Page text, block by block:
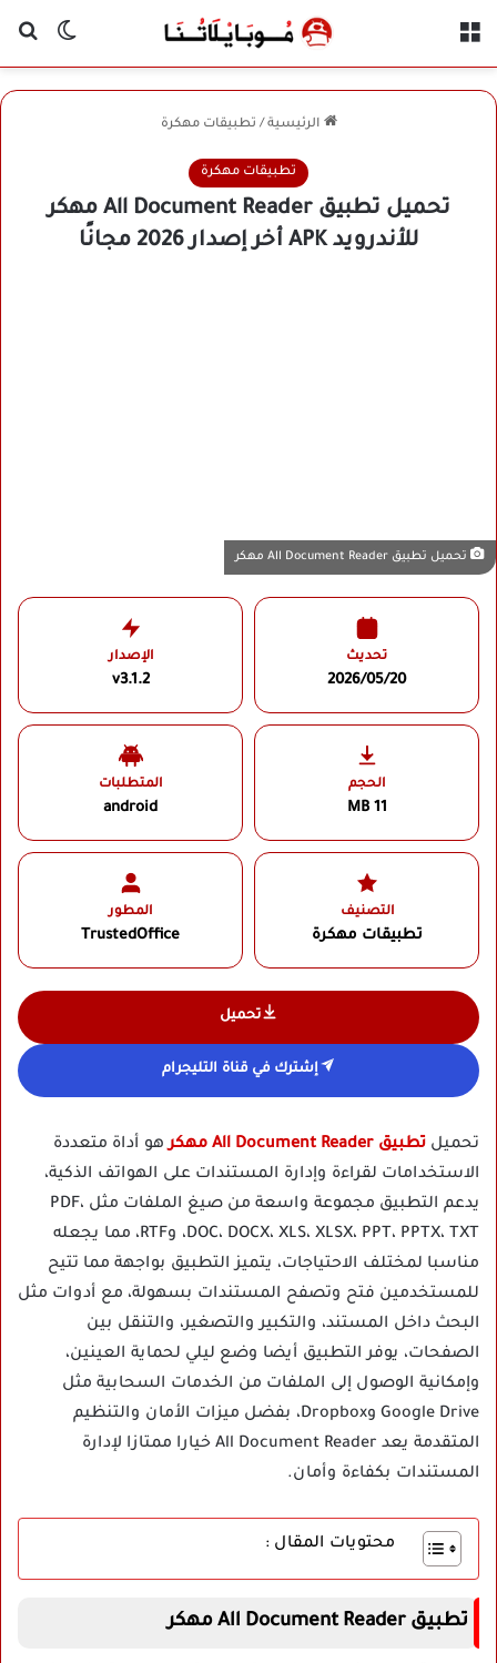
الوضع
الرئيسية / تطبيقات مهكرة
تطبيقات مهكرة
تحميل تطبيق All Document Reader مهكر
للأندرويد APK أخر إصدار 2026 مجانًا
تحميل تطبيق All Document Reader مهكر
تحديث
2026/05/20
الإصدار
v3.1.2
الحجم
11 MB
المتطلبات
android
التصنيف
تطبيقات مهكرة
المطور
TrustedOffice‏
تحميل
إشترك في قناة التليجرام
تحميل تطبيق All Document Reader مهكر
هو أداة متعددة
الاستخدامات لقراءة وإدارة المستندات على الهواتف الذكية،
يدعم التطبيق مجموعة واسعة من صيغ الملفات مثل PDF،
DOC، DOCX، XLS، XLSX، PPT، PPTX، TXT، وRTF، مما يجعله
مناسبا لمختلف الاحتياجات، يتميز التطبيق بواجهة مما تتيح
للمستخدمين فتح وتصفح المستندات بسهولة، مع أدوات مثل
البحث داخل المستند، والتكبير والتصغير، والتنقل بين
الصفحات، يوفر التطبيق أيضا وضع ليلي لحماية العينين،
وإمكانية الوصول إلى الملفات من الخدمات السحابية مثل
Google Drive وDropbox، بفضل ميزات الأمان والتنظيم
المتقدمة يعد All Document Reader خيارا ممتازا لإدارة
المستندات بكفاءة وأمان.
محتويات المقال :
تطبيق All Document Reader مهكر